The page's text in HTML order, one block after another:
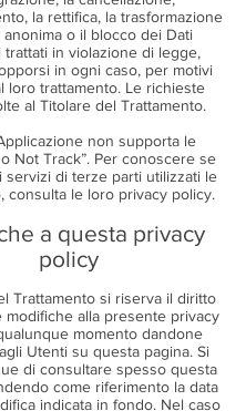
la rettifica, la trasformazione
anonima o il blocco dei Dati
trattati in violazione di legge,
in ogni caso, per motivi
loro trattamento. Le richieste
al Titolare del Trattamento.
non supporta le
Not Track”. Per conoscere se
servizi di terze parti utilizzati le
consulta le loro privacy policy.
a questa privacy
policy
Trattamento si riserva il diritto
modifiche alla presente privacy
momento dandone
Utenti su questa pagina. Si
di consultare spesso questa
come riferimento la data
indicata in fondo. Nel caso